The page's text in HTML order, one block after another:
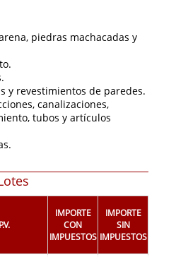
piedras machacadas y
y revestimientos de paredes.
canalizaciones,
tubos y artículos
IMPORTE
CON
IMPUESTOS
IMPORTE
SIN
IMPUESTOS